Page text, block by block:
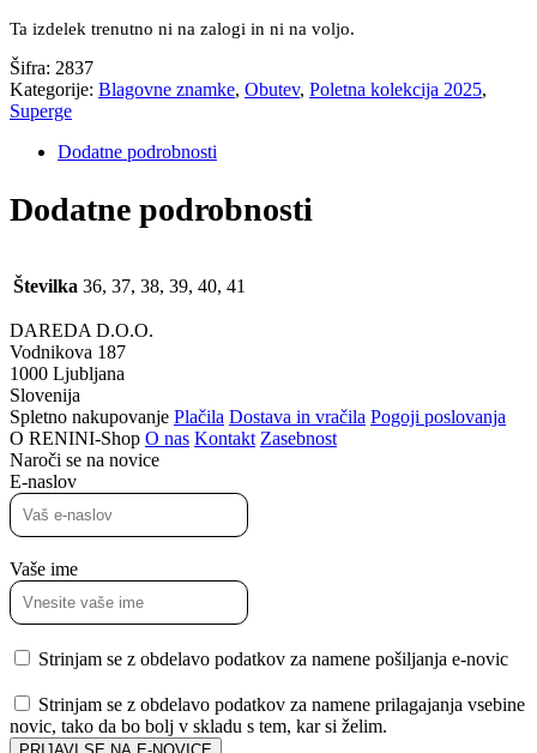
Ta izdelek trenutno ni na zalogi in ni na voljo.
Šifra: 2837
Kategorije: Blagovne znamke, Obutev, Poletna kolekcija 2025,
Superge
Dodatne podrobnosti
Dodatne podrobnosti
Številka 36, 37, 38, 39, 40, 41
DAREDA D.O.O.
Vodnikova 187
1000 Ljubljana
Slovenija
Spletno nakupovanje Plačila Dostava in vračila Pogoji poslovanja
O RENINI-Shop O nas Kontakt Zasebnost
Naroči se na novice
E-naslov
Vaše ime
Strinjam se z obdelavo podatkov za namene pošiljanja e-novic
Strinjam se z obdelavo podatkov za namene prilagajanja vsebine
novic, tako da bo bolj v skladu s tem, kar si želim.